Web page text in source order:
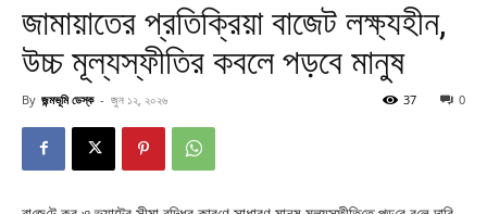
জামায়াতের প্রতিক্রিয়া বাজেট লক্ষ্যহীন,
উচ্চ মূল্যস্ফীতির কবলে পড়বে মানুষ
By জন্মভূমি ডেস্ক - জুন ১২, ২০২৬ 0
37